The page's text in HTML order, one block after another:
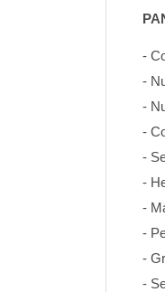
-
-
-
-
-
-
-
-
-
-